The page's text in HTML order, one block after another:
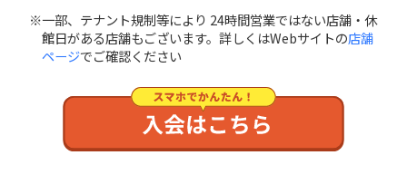
一部、テナント規制等により 24時間営業ではない店舗・休
館日がある店舗もございます。詳しくはWebサイトの店舗
ページでご確認ください